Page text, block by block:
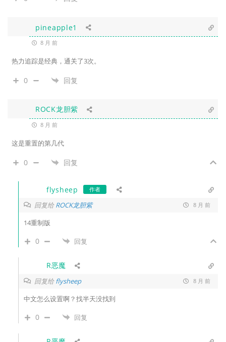
pineapple1
8 月 前
热力追踪是经典，通关了3次。
0 回复
ROCK龙胆紫
8 月 前
这是重置的第几代
0 回复
flysheep 作者
回复给ROCK龙胆紫 8 月 前
14重制版
0 回复
R恶魔
回复给flysheep 8 月 前
中文怎么设置啊？找半天没找到
0 回复